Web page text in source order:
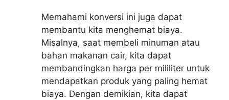
Memahami konversi ini juga dapat
membantu kita menghemat biaya.
Misalnya, saat membeli minuman atau
bahan makanan cair, kita dapat
membandingkan harga per mililiter untuk
mendapatkan produk yang paling hemat
biaya. Dengan demikian, kita dapat